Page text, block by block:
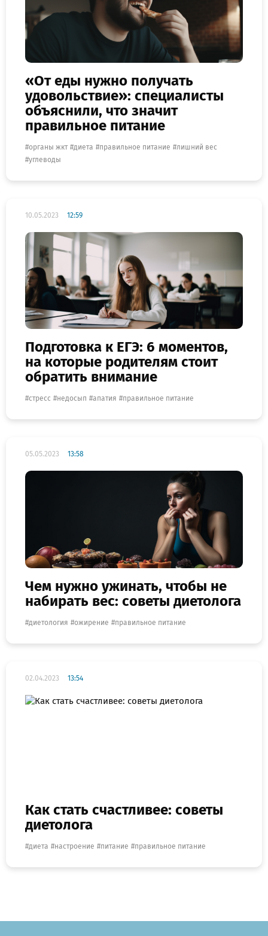
«От еды нужно получать
удовольствие»: специалисты
объяснили, что значит
правильное питание
органы жкт диета правильное питание
лишний вес
углеводы
10.05.2023 12:59
Подготовка к ЕГЭ: 6 моментов,
на которые родителям стоит
обратить внимание
стресс недосып апатия правильное питание
05.05.2023 13:58
Чем нужно ужинать, чтобы не
набирать вес: советы диетолога
диетология ожирение правильное питание
02.04.2023 13:54
Как стать счастливее: советы
диетолога
диета настроение питание правильное питание